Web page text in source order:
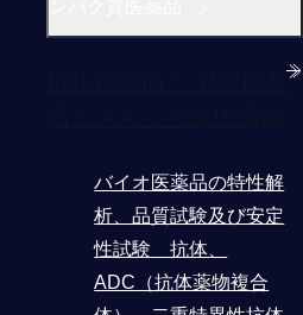
抗体医薬品・ADC医薬
バイオ医薬品の特性解
析、品質試験及び安定
性試験 抗体、
ADC（抗体薬物複合